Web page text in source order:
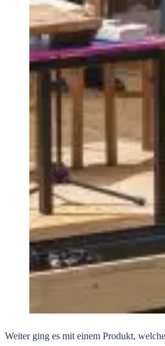
Weiter ging es mit einem Produkt,